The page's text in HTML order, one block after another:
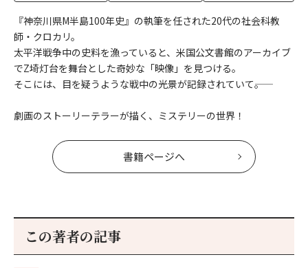
『神奈川県M半島100年史』の執筆を任された20代の社会科教
師・クロカリ。
太平洋戦争中の史料を漁っていると、米国公文書館のアーカイブ
でZ埼灯台を舞台とした奇妙な「映像」を見つける。
そこには、目を疑うような戦中の光景が記録されていて――。
劇画のストーリーテラーが描く、ミステリーの世界！
書籍ページへ
この著者の記事